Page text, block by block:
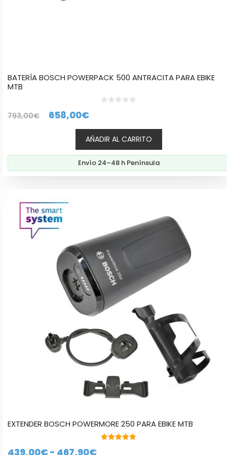
BATERÍA BOSCH POWERPACK 500 ANTRACITA PARA EBIKE
MTB
793,00€
El
precio
original
era:
793,00€.
658,00€El
precio
actual
es:
658,00€.
AÑADIR AL CARRITO
Envío 24–48 h Península
EXTENDER BOSCH POWERMORE 250 PARA EBIKE MTB
439,00€- 467,90€Rango
producto
tiene
múltiples
variantes.